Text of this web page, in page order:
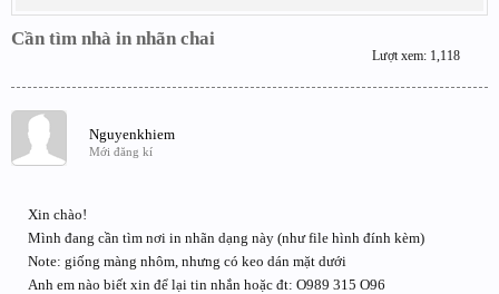
Cần tìm nhà in nhãn chai
Lượt xem: 1,118
Nguyenkhiem
Mới đăng kí
Xin chào!
Mình đang cần tìm nơi in nhãn dạng này (như file hình đính kèm)
Note: giống màng nhôm, nhưng có keo dán mặt dưới
Anh em nào biết xin để lại tin nhắn hoặc đt: O989 315 O96